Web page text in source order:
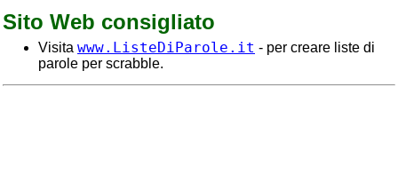
Sito Web consigliato
Visita www.ListeDiParole.it - per creare liste di
parole per scrabble.